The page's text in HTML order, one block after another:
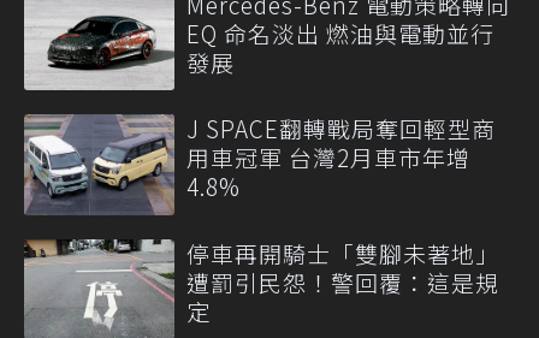
EQ 命名淡出 燃油與電動並行
發展
J SPACE翻轉戰局奪回輕型商
用車冠軍 台灣2月車市年增
4.8%
停車再開騎士「雙腳未著地」
遭罰引民怨！警回覆：這是規
定